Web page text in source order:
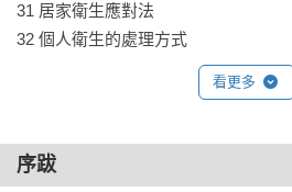
31 居家衛生應對法
32 個人衛生的處理方式
36 關於保暖
看更多
序跋